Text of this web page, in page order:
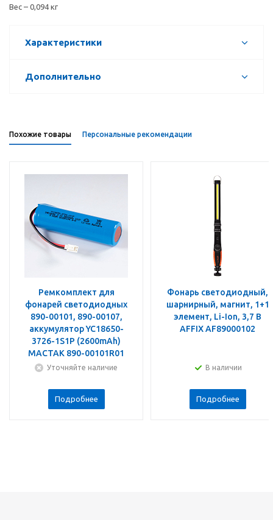
Вес – 0,094 кг
Характеристики
Дополнительно
Похожие товары Персональные рекомендации
Ремкомплект для
фонарей светодиодных
890-00101, 890-00107,
аккумулятор YC18650-
3726-1S1P (2600mAh)
МАСТАК 890-00101R01
Уточняйте наличие
Подробнее
Фонарь светодиодный,
шарнирный, магнит, 1+1
элемент, Li-Ion, 3,7 В
AFFIX AF89000102
В наличии
Подробнее